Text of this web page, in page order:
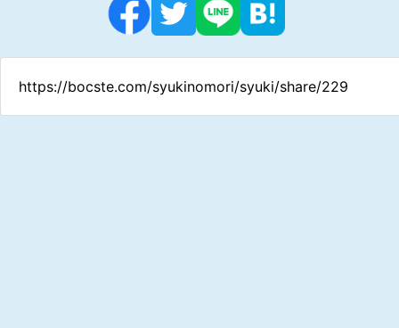
https://bocste.com/syukinomori/syuki/share/229